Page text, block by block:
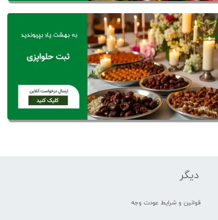
دیگر
قوانین و شرایط عودت وجه